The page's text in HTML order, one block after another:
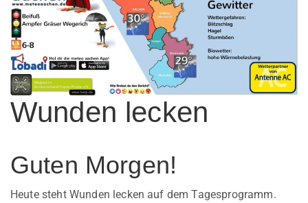
Wunden lecken
Guten Morgen!
Heute steht Wunden lecken auf dem Tagesprogramm.